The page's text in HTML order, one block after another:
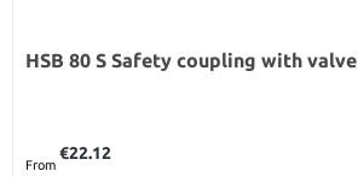
HSB 80 S Safety coupling with valve
From
€22.12